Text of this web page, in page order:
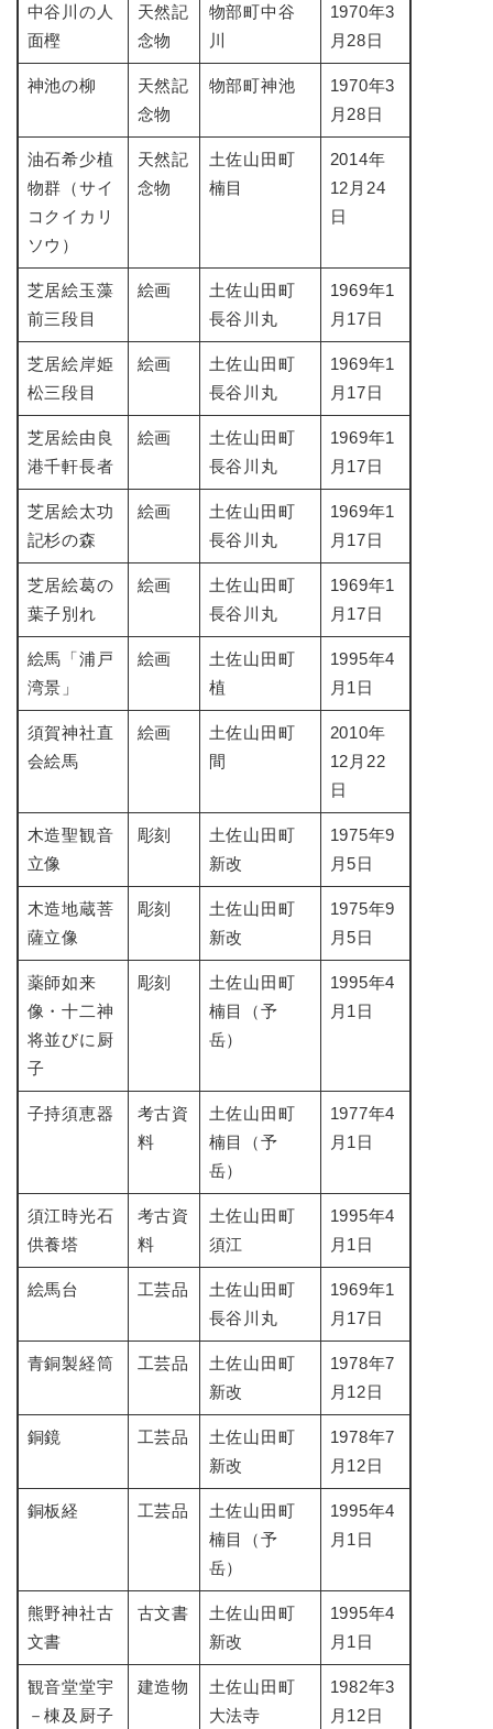
中谷川の人
面樫
天然記
念物
物部町中谷
川
1970年3
月28日
神池の柳
天然記
念物
物部町神池
1970年3
月28日
油石希少植
物群（サイ
コクイカリ
ソウ）
天然記
念物
土佐山田町
楠目
2014年
12月24
日
芝居絵玉藻
前三段目
絵画
土佐山田町
長谷川丸
1969年1
月17日
芝居絵岸姫
松三段目
絵画
土佐山田町
長谷川丸
1969年1
月17日
芝居絵由良
港千軒長者
絵画
土佐山田町
長谷川丸
1969年1
月17日
芝居絵太功
記杉の森
絵画
土佐山田町
長谷川丸
1969年1
月17日
芝居絵葛の
葉子別れ
絵画
土佐山田町
長谷川丸
1969年1
月17日
絵馬「浦戸
湾景」
絵画
土佐山田町
植
1995年4
月1日
須賀神社直
会絵馬
絵画
土佐山田町
間
2010年
12月22
日
木造聖観音
立像
彫刻
土佐山田町
新改
1975年9
月5日
木造地蔵菩
薩立像
彫刻
土佐山田町
新改
1975年9
月5日
薬師如来
像・十二神
将並びに厨
子
彫刻
土佐山田町
楠目（予
岳）
1995年4
月1日
子持須恵器
考古資
料
土佐山田町
楠目（予
岳）
1977年4
月1日
須江時光石
供養塔
考古資
料
土佐山田町
須江
1995年4
月1日
絵馬台 工芸品
土佐山田町
長谷川丸
1969年1
月17日
青銅製経筒 工芸品
土佐山田町
新改
1978年7
月12日
銅鏡 工芸品
土佐山田町
新改
1978年7
月12日
銅板経 工芸品
土佐山田町
楠目（予
岳）
1995年4
月1日
熊野神社古
文書
古文書
土佐山田町
新改
1995年4
月1日
観音堂堂宇
－棟及厨子
建造物
土佐山田町
大法寺
1982年3
月12日